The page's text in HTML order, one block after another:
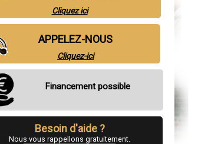
Cliquez ici
APPELEZ-NOUS
Cliquez-ici
Financement possible
Besoin d'aide ?
Nous vous rappellons gratuitement.